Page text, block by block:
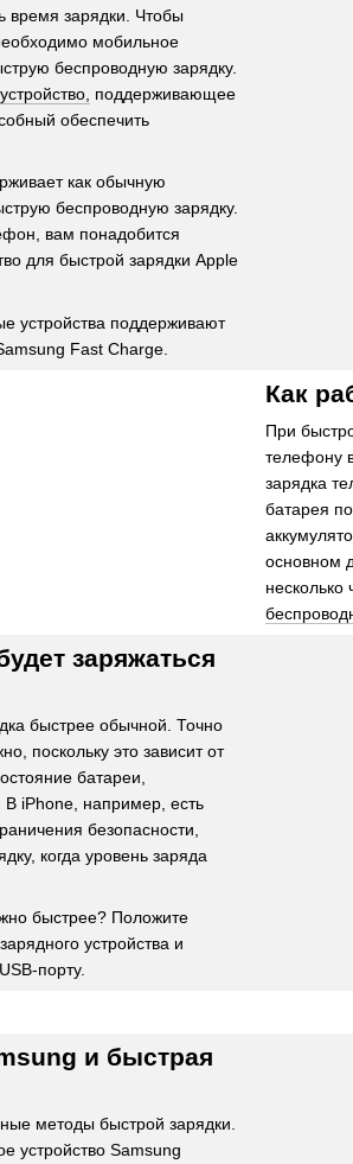
время зарядки. Чтобы
мобильное
беспроводную зарядку.
поддерживающее
обеспечить
как обычную
беспроводную зарядку.
вам понадобится
для быстрой зарядки Apple
устройства поддерживают
Fast Charge.
Как
При
телефону
зарядка
батарея
основном
несколько
заряжаться
быстрее обычной. Точно
поскольку это зависит от
батареи,
В iPhone, например, есть
безопасности,
когда уровень заряда
быстрее? Положите
устройства и
порту.
и быстрая
методы быстрой зарядки.
устройство Samsung